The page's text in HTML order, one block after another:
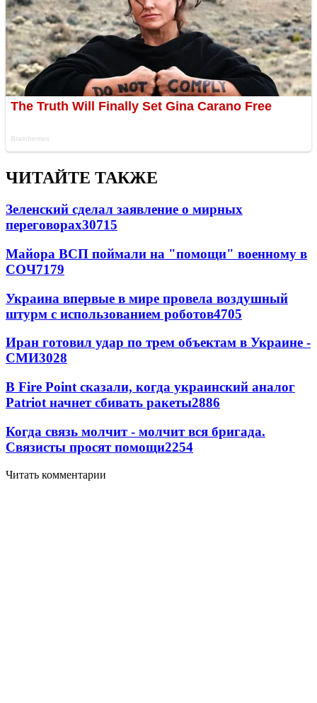
ЧИТАЙТЕ ТАКЖЕ
Зеленский сделал заявление о мирных
переговорах30715
Майора ВСП поймали на "помощи" военному в
СОЧ7179
Украина впервые в мире провела воздушный
штурм с использованием роботов4705
Иран готовил удар по трем объектам в Украине -
СМИ3028
В Fire Point сказали, когда украинский аналог
Patriot начнет сбивать ракеты2886
Когда связь молчит - молчит вся бригада.
Связисты просят помощи2254
Читать комментарии